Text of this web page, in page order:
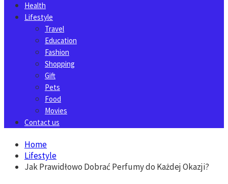
Health
Lifestyle
Travel
Education
Fashion
Shopping
Gift
Pets
Food
Movies
Contact us
Home
Lifestyle
Jak Prawidłowo Dobrać Perfumy do Każdej Okazji?